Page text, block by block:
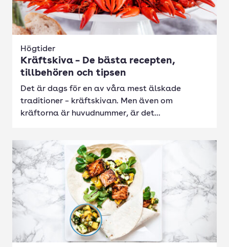
Högtider
Kräftskiva – De bästa recepten,
tillbehören och tipsen
Det är dags för en av våra mest älskade
traditioner – kräftskivan. Men även om
kräftorna är huvudnummer, är det...